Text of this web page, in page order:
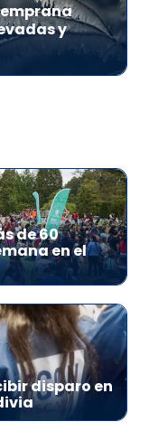
y
de 60
en el
disparo en